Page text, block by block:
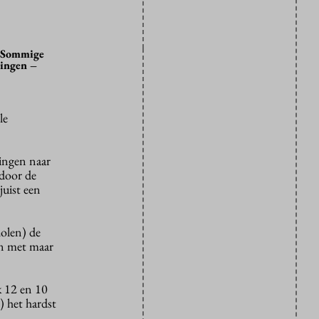
–
naar
de
een
de
met maar
12 en 10
het hardst